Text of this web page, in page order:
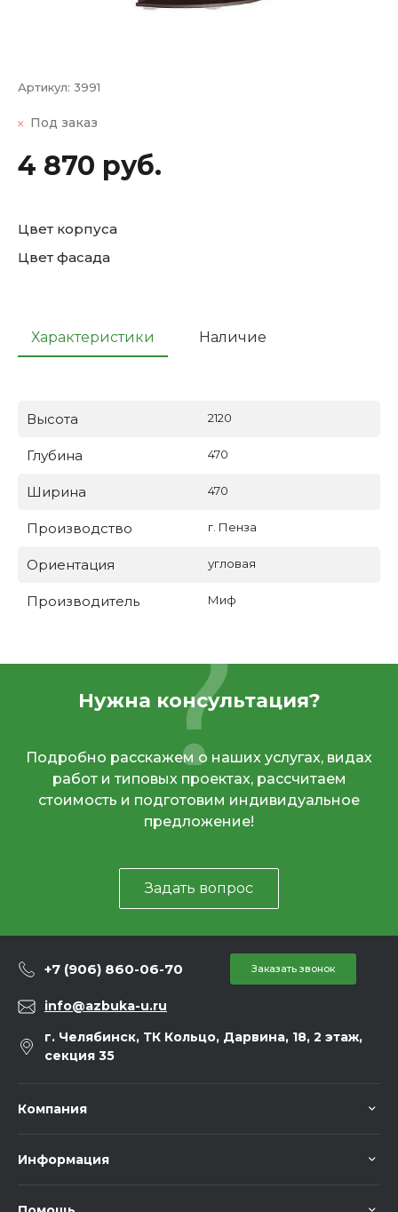
Артикул: 3991
Под заказ
4 870 руб.
Цвет корпуса
Цвет фасада
Характеристики Наличие
Высота 2120
Глубина 470
Ширина 470
Производство г. Пенза
Ориентация угловая
Производитель Миф
Нужна консультация?
Подробно расскажем о наших услугах, видах
работ и типовых проектах, рассчитаем
стоимость и подготовим индивидуальное
предложение!
Задать вопрос
+7 (906) 860-06-70 Заказать звонок
info@azbuka-u.ru
г. Челябинск, ТК Кольцо, Дарвина, 18, 2 этаж,
секция 35
Компания
Информация